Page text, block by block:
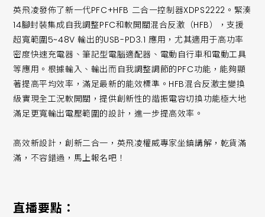
英飛凌發佈了新一代PFC+HFB 二合一控制器XDPS2222。緊湊
14腳封裝集成自我調整PFC和軟開關混合反激（HFB），支援
超寬範圍5~48V 輸出的USB-PD3.1 應用，尤其適用于高功率
密度快速充電器、筆記型電腦適配器、電動自行車和電動工具
等應用。根據輸入、輸出而自我調整調節的PFC功能，能夠顯
著提高平均效率，滿足最新的能效標準。HFB混合反激主變換
級實現全工況軟開關，提供創新性的諧振電容切換功能極大地
滿足更寬輸出電壓範圍的設計，進一步提高效率。
高效新設計，創新二合一，英飛凌權威專家坐鎮講解，乾貨滿
滿，不容錯過，馬上報名吧！
直播要點：